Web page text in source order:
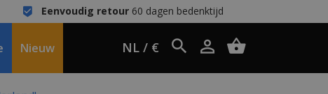
Eenvoudig retour60 dagen bedenktijd
Nieuw NL / €